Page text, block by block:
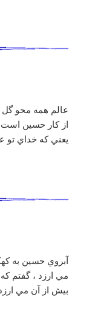
عالم همه محو
از كار حسين
يعني كه خداي تو
آبروي حسين به
مي ارزد ، گفتم
بيش از آن مي